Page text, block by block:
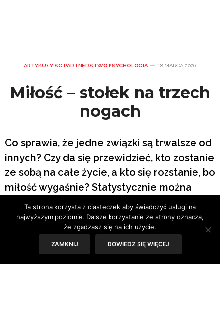
ARTYKUŁY SG,PARTNERSTWO,PSYCHOLOGIA 18 MARCA 2026
Miłość – stołek na trzech
nogach
Co sprawia, że jedne związki są trwalsze od
innych? Czy da się przewidzieć, kto zostanie
ze sobą na całe życie, a kto się rozstanie, bo
miłość wygaśnie? Statystycznie można
wskazać, co najbardziej cementuje związki.
Tekst: Sylwia Skorstad
Ta strona korzysta z ciasteczek aby świadczyć usługi na
najwyższym poziomie. Dalsze korzystanie ze strony oznacza,
że zgadzasz się na ich użycie.
ZAMKNIJ DOWIEDZ SIĘ WIĘCEJ